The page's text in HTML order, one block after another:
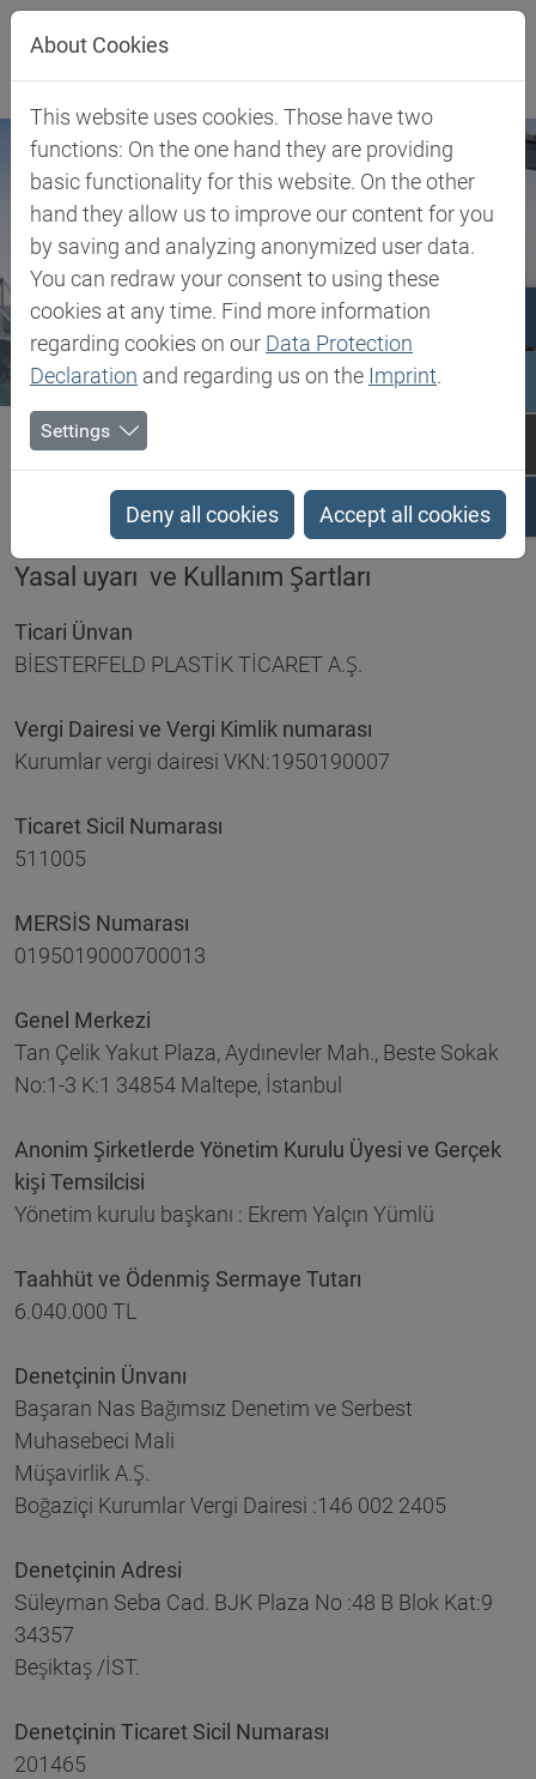
Jump directly to main navigation
Jump directly to content
Biesterfeld SE Turkey
Imprint
Yasal uyarı ve Kullanım Şartları
Ticari Ünvan
BİESTERFELD PLASTİK TİCARET A.Ş.
Vergi Dairesi ve Vergi Kimlik numarası
Kurumlar vergi dairesi VKN:1950190007
Ticaret Sicil Numarası
511005
MERSİS Numarası
0195019000700013
Genel Merkezi
Tan Çelik Yakut Plaza, Aydınevler Mah., Beste Sokak
No:1-3 K:1 34854 Maltepe, İstanbul
Anonim Şirketlerde Yönetim Kurulu Üyesi ve Gerçek
kişi Temsilcisi
Yönetim kurulu başkanı : Ekrem Yalçın Yümlü
Taahhüt ve Ödenmiş Sermaye Tutarı
6.040.000 TL
Denetçinin Ünvanı
Başaran Nas Bağımsız Denetim ve Serbest
Muhasebeci Mali
Müşavirlik A.Ş.
Boğaziçi Kurumlar Vergi Dairesi :146 002 2405
Denetçinin Adresi
Süleyman Seba Cad. BJK Plaza No :48 B Blok Kat:9
34357
Beşiktaş /İST.
Denetçinin Ticaret Sicil Numarası
201465
About Cookies
This website uses cookies. Those have two
functions: On the one hand they are providing
basic functionality for this website. On the other
hand they allow us to improve our content for you
by saving and analyzing anonymized user data.
You can redraw your consent to using these
cookies at any time. Find more information
regarding cookies on our Data Protection
Declaration and regarding us on the Imprint.
Settings
Deny all cookies Accept all cookies